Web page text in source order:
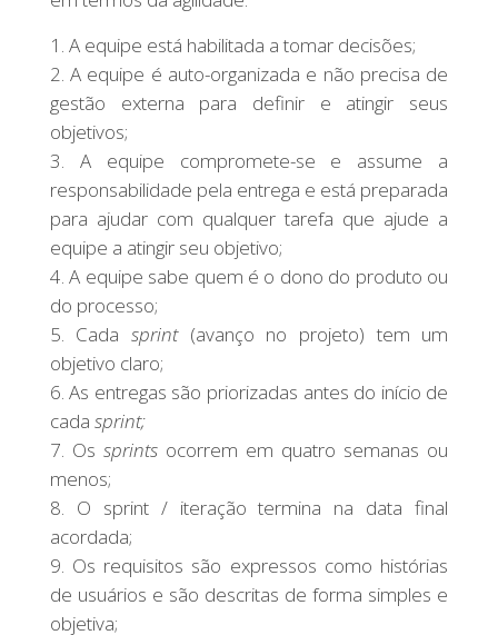
A equipe está habilitada a tomar decisões;
A equipe é auto-organizada e não precisa de
gestão externa para definir e atingir seus
objetivos;
A equipe compromete-se e assume a
responsabilidade pela entrega e está preparada
para ajudar com qualquer tarefa que ajude a
equipe a atingir seu objetivo;
A equipe sabe quem é o dono do produto ou
do processo;
Cadasprint(avanço no projeto) tem um
objetivo claro;
As entregas são priorizadas antes do início de
cada sprint;
Os sprintsocorrem em quatro semanas ou
menos;
O sprint / iteração termina na data final
acordada;
Os requisitos são expressos como histórias
de usuários e são descritas de forma simples e
objetiva;